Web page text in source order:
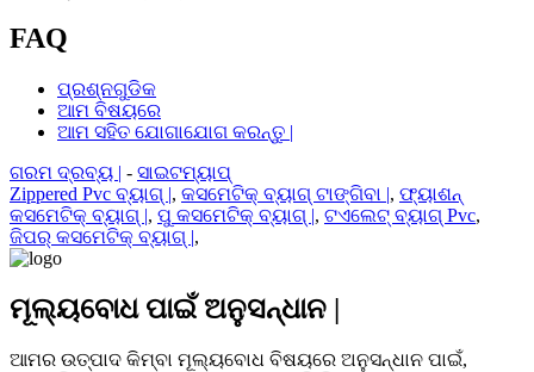
FAQ
ପ୍ରଶ୍ନଗୁଡିକ
ଆମ ବିଷୟରେ
ଆମ ସହିତ ଯୋଗାଯୋଗ କରନ୍ତୁ |
ଗରମ ଦ୍ରବ୍ୟ | - ସାଇଟମ୍ୟାପ୍
Zippered Pvc ବ୍ୟାଗ୍ |, କସମେଟିକ୍ ବ୍ୟାଗ୍ ଟାଙ୍ଗିବା |, ଫ୍ୟାଶନ୍
କସମେଟିକ୍ ବ୍ୟାଗ୍ |, ପୁ କସମେଟିକ୍ ବ୍ୟାଗ୍ |, ଟଏଲେଟ୍ ବ୍ୟାଗ୍ Pvc,
ଜିପର୍ କସମେଟିକ୍ ବ୍ୟାଗ୍ |,
ମୂଲ୍ୟବୋଧ ପାଇଁ ଅନୁସନ୍ଧାନ |
ଆମର ଉତ୍ପାଦ କିମ୍ବା ମୂଲ୍ୟବୋଧ ବିଷୟରେ ଅନୁସନ୍ଧାନ ପାଇଁ,